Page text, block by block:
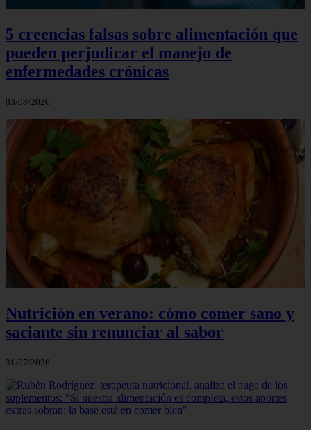
5 creencias falsas sobre alimentación que
pueden perjudicar el manejo de
enfermedades crónicas
03/08/2026
Nutrición en verano: cómo comer sano y
saciante sin renunciar al sabor
31/07/2026